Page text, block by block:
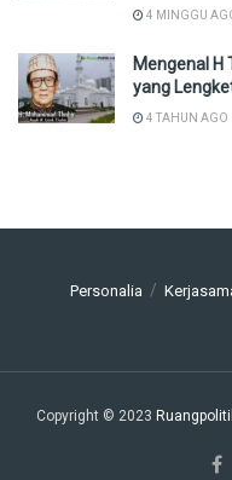
4 MINGGU
Mengenal H
yang
4 TAHUN AGO
Personalia
Copyright © 2023